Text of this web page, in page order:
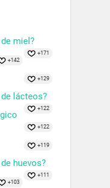
miel?
+171
+142
+129
lácteos?
+122
+122
+119
huevos?
+111
+103